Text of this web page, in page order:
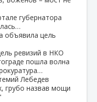
губернатора
объявила цель
пошла волна
Лебедев
грубо назвав мощи